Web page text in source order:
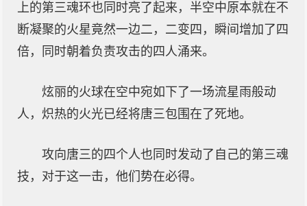
上的第三魂环也同时亮了起来，半空中原本就在不
断凝聚的火星竟然一边二，二变四，瞬间增加了四
倍，同时朝着负责攻击的四人涌来。
炫丽的火球在空中宛如下了一场流星雨般动
人，炽热的火光已经将唐三包围在了死地。
攻向唐三的四个人也同时发动了自己的第三魂
技，对于这一击，他们势在必得。